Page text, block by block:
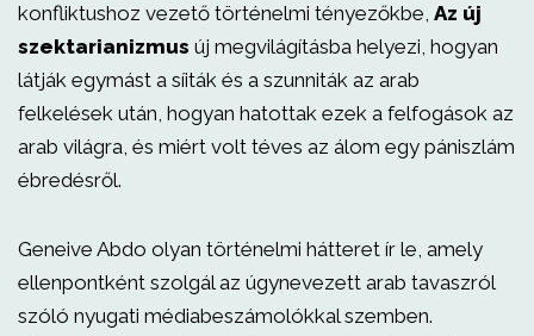
konfliktushoz vezető történelmi tényezőkbe, Az új
szektarianizmus új megvilágításba helyezi, hogyan
látják egymást a síiták és a szunniták az arab
felkelések után, hogyan hatottak ezek a felfogások az
arab világra, és miért volt téves az álom egy pániszlám
ébredésről.
Geneive Abdo olyan történelmi hátteret ír le, amely
ellenpontként szolgál az úgynevezett arab tavaszról
szóló nyugati médiabeszámolókkal szemben.